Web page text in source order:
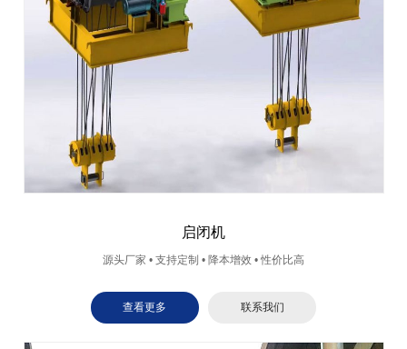
启闭机
源头厂家 • 支持定制 • 降本增效 • 性价比高
查看更多 联系我们